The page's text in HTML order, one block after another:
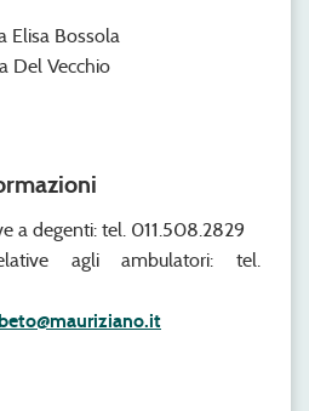
Elisa Bossola
Del Vecchio
a degenti: tel. 011.508.2829
agli ambulatori: tel.